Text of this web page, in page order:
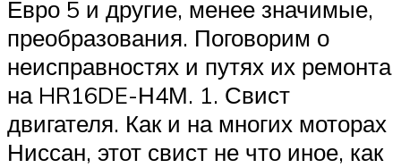
Евро 5 и другие, менее значимые,
преобразования. Поговорим о
неисправностях и путях их ремонта
на HR16DE-Н4М. 1. Свист
двигателя. Как и на многих моторах
Ниссан, этот свист не что иное, как